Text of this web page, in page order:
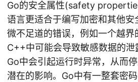
Go的安全属性(safety
语言更适合于编写加密和其他
微不足道的错误，例如一个越界
C++中可能会导致敏感数据的泄
Go中会引起运行时异常，从而
潜在的影响。Go中有一整套密